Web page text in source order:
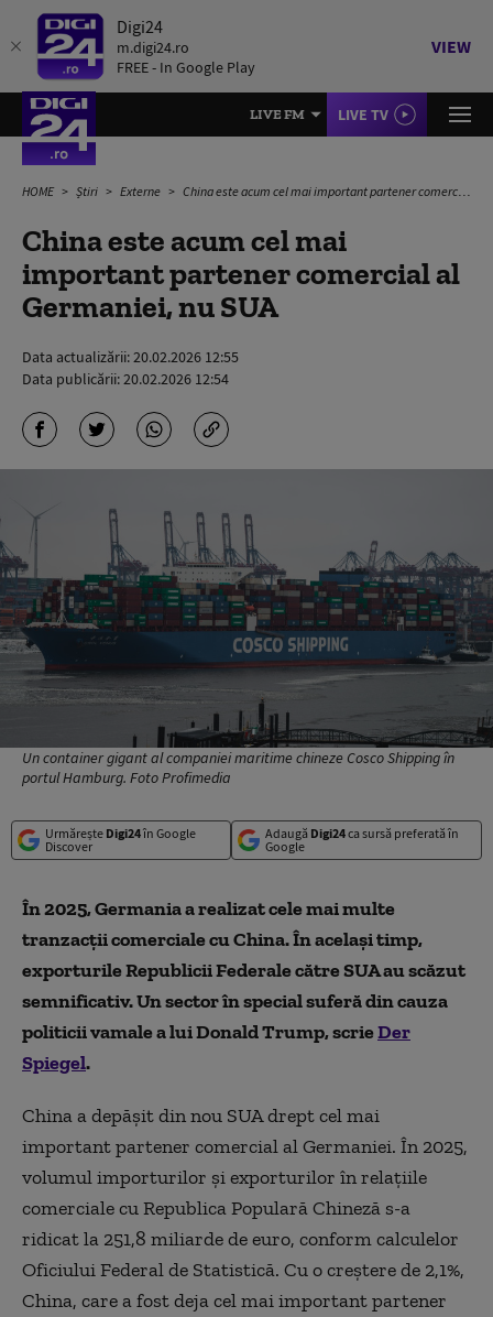
Digi24
m.digi24.ro
FREE - In Google Play
VIEW
LIVE FM LIVE TV
HOME Știri Externe China este acum cel mai important partener comercial al Germaniei, nu SUA
China este acum cel mai
important partener comercial al
Germaniei, nu SUA
Data actualizării:20.02.2026 12:55
Data publicării:20.02.2026 12:54
Un container gigant al companiei maritime chineze Cosco Shipping în
portul Hamburg. Foto Profimedia
Urmărește Digi24în Google
Discover
Adaugă Digi24ca sursă preferată în
Google
În 2025, Germania a realizat cele mai multe
tranzacții comerciale cu China. În același timp,
exporturile Republicii Federale către SUA au scăzut
semnificativ. Un sector în special suferă din cauza
politicii vamale a lui Donald Trump, scrieDer
Spiegel.
China a depășit din nou SUA drept cel mai
important partener comercial al Germaniei. În 2025,
volumul importurilor și exporturilor în relațiile
comerciale cu Republica Populară Chineză s-a
ridicat la 251,8 miliarde de euro, conform calculelor
Oficiului Federal de Statistică. Cu o creștere de 2,1%,
China, care a fost deja cel mai important partener